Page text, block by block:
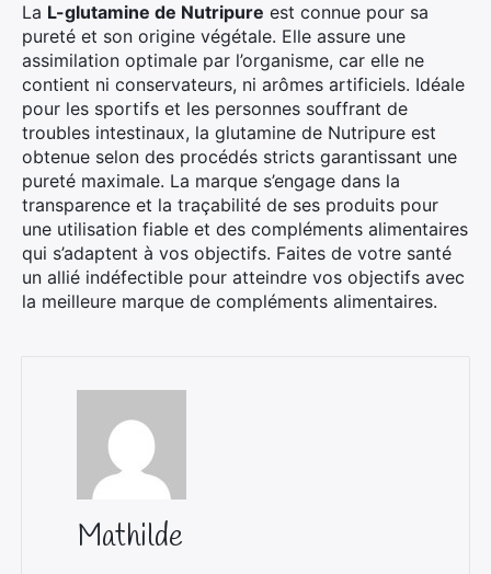
La L-glutamine de Nutripure est connue pour sa
pureté et son origine végétale. Elle assure une
assimilation optimale par l’organisme, car elle ne
contient ni conservateurs, ni arômes artificiels. Idéale
pour les sportifs et les personnes souffrant de
troubles intestinaux, la glutamine de Nutripure est
obtenue selon des procédés stricts garantissant une
pureté maximale. La marque s’engage dans la
transparence et la traçabilité de ses produits pour
une utilisation fiable et des compléments alimentaires
qui s’adaptent à vos objectifs. Faites de votre santé
un allié indéfectible pour atteindre vos objectifs avec
la meilleure marque de compléments alimentaires.
Mathilde